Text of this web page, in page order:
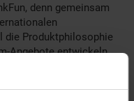
denn gemeinsam
die Produktphilosophie
Angebote entwickeln,
bieten und